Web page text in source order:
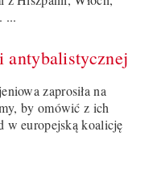
...
antybalistycznej
zaprosiła na
by omówić z ich
w europejską koalicję